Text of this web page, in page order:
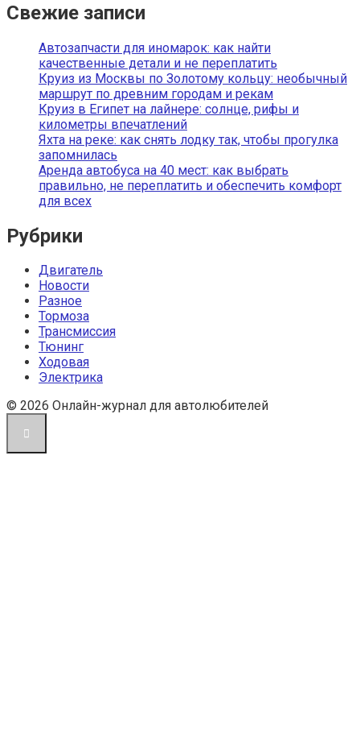
Свежие записи
Автозапчасти для иномарок: как найти
качественные детали и не переплатить
Круиз из Москвы по Золотому кольцу: необычный
маршрут по древним городам и рекам
Круиз в Египет на лайнере: солнце, рифы и
километры впечатлений
Яхта на реке: как снять лодку так, чтобы прогулка
запомнилась
Аренда автобуса на 40 мест: как выбрать
правильно, не переплатить и обеспечить комфорт
для всех
Рубрики
Двигатель
Новости
Разное
Тормоза
Трансмиссия
Тюнинг
Ходовая
Электрика
© 2026 Онлайн-журнал для автолюбителей